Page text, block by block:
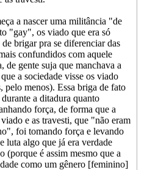
a nascer uma militância "de
"gay", os viado que era só
brigar pra se diferenciar das
confundidos com aquele
de gente suja que manchava a
a sociedade visse os viado
pelo menos). Essa briga de fato
a ditadura quanto
força, de forma que a
e as travesti, que "não eram
foi tomando força e levando
luta algo que já era verdade
(porque é assim mesmo que a
como um gênero [feminino]